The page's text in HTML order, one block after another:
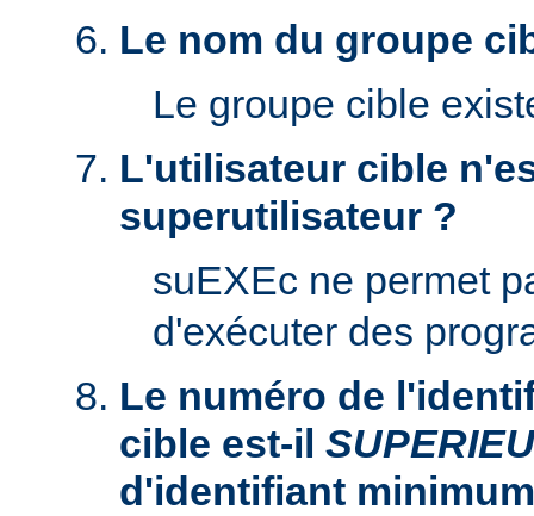
Le nom du groupe
Le groupe cible
L'utilisateur cible
superutilisateur ?
suEXEc ne permet
d'exécuter des
Le numéro de
cible est-il
d'identifiant